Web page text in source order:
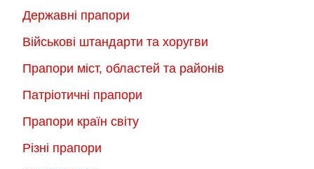
Державні прапори
Військові штандарти та хоругви
Прапори міст, областей та районів
Патріотичні прапори
Прапори країн світу
Різні прапори